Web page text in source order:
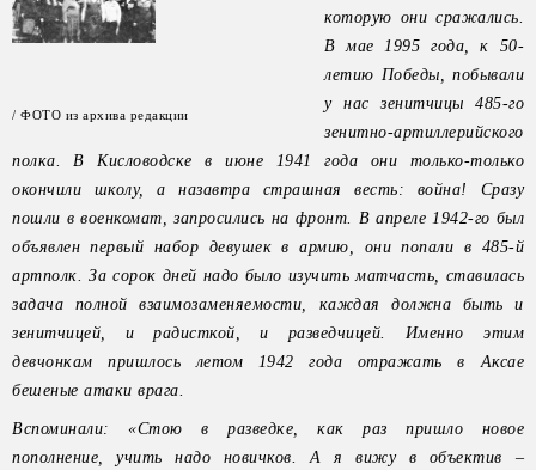
/ ФОТО из архива редакции
которую они сражались.
В мае 1995 года, к 50-
летию Победы, побывали
у нас зенитчицы 485-го
зенитно-артиллерийского
полка. В Кисловодске в июне 1941 года они только-только
окончили школу, а назавтра страшная весть: война! Сразу
пошли в военкомат, запросились на фронт. В апреле 1942-го был
объявлен первый набор девушек в армию, они попали в 485-й
артполк. За сорок дней надо было изучить матчасть, ставилась
задача полной взаимозаменяемости, каждая должна быть и
зенитчицей, и радисткой, и разведчицей. Именно этим
девчонкам пришлось летом 1942 года отражать в Аксае
бешеные атаки врага.
Вспоминали: «Стою в разведке, как раз пришло новое
пополнение, учить надо новичков. А я вижу в объектив –